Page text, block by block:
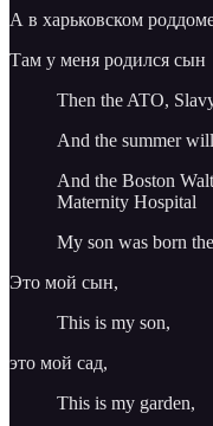
А в харьковском
Там у меня родился сын
Then the ATO,
And the summer
And the Boston
Maternity Hospital
My son was born
Это мой сын,
This is my son,
это мой сад,
This is my garden,